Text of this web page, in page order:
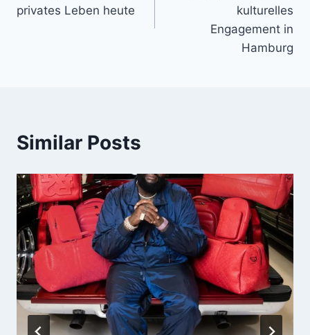
privates Leben heute
kulturelles
Engagement in
Hamburg
Similar Posts